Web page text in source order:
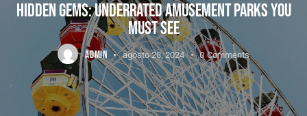
HIDDEN GEMS: UNDERRATED AMUSEMENT PARKS YOU
MUST SEE
ADMIN agosto 28, 2024 0 Comments